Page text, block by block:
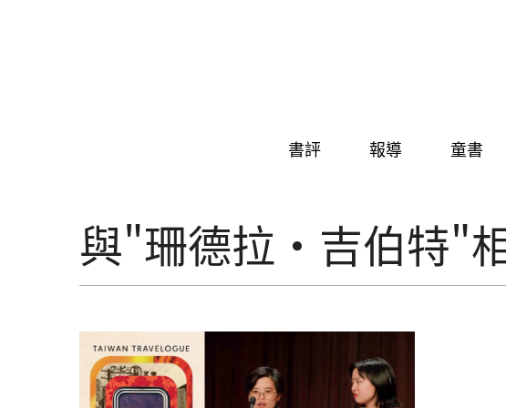
書評 報導 童書
與"珊德拉・吉伯特"